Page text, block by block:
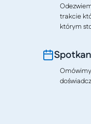
trakcie
którym